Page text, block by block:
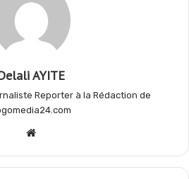
a
AYITE
Reporter à la Rédaction de
Website